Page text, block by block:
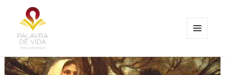
Palavra de Vida
WIDGETS